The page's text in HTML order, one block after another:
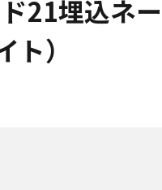
21埋込ネ
）